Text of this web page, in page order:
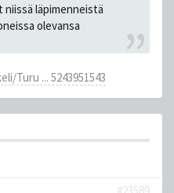
niissä läpimenneistä
olevansa
Turu ... 5243951543